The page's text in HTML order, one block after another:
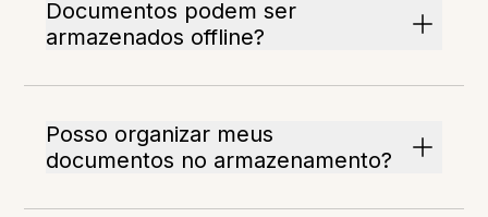
Documentos podem ser
armazenados offline?
Posso organizar meus
documentos no armazenamento?